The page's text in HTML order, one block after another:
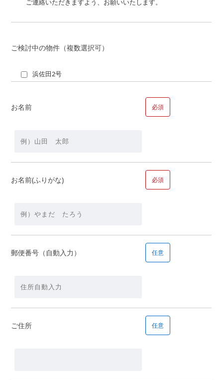
ご連絡いただきますよう、お願いいたします。
ご検討中の物件（複数選択可）
浜佐田2号
お名前 必須
お名前(ふりがな) 必須
郵便番号（自動入力） 任意
ご住所 任意
土地を所有している
親族の土地
【時期】
【資金】
頭金 万
毎月の返済の希望額